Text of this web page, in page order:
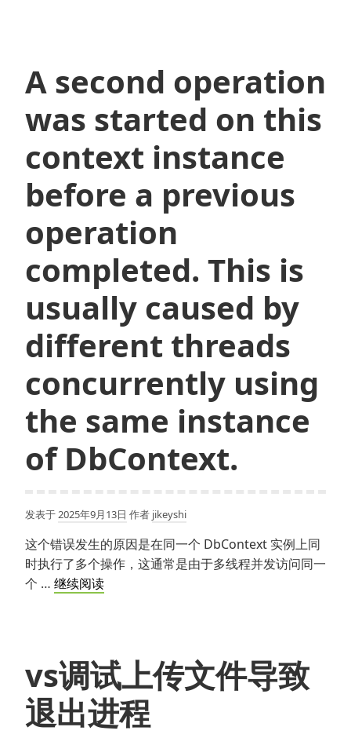
别
A second operation
was started on this
context instance
before a previous
operation
completed. This is
usually caused by
different threads
concurrently using
the same instance
of DbContext.
发表于2025年9月13日 作者 jikeyshi
这个错误发生的原因是在同一个 DbContext 实例上同
时执行了多个操作，这通常是由于多线程并发访问同一
个 … 继续阅读A
started
on
this
context
vs调试上传文件导致
退出进程